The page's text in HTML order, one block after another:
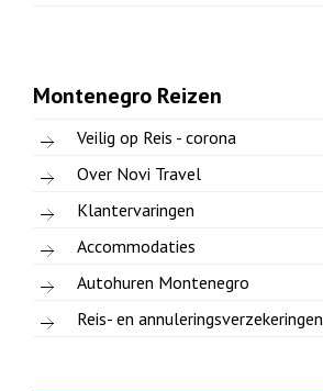
Montenegro Reizen
Veilig op Reis - corona
Over Novi Travel
Klantervaringen
Accommodaties
Autohuren Montenegro
Reis- en annuleringsverzekeringen